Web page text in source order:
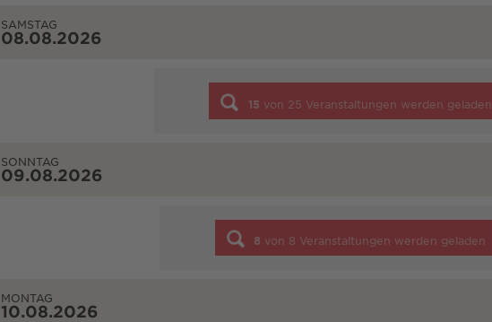
SAMSTAG
08.08.2026
15 von 25 Veranstaltungen werden geladen
SONNTAG
09.08.2026
8 von 8 Veranstaltungen werden geladen
MONTAG
10.08.2026